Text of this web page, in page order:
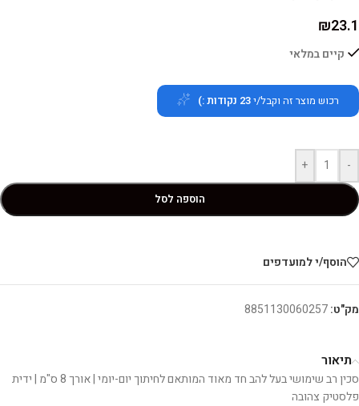
₪23.1
קיים במלאי
רכוש מוצר זה וקבל/י23 נקודות :)
-
+
הוספה לסל
הוסף/י למועדפים
מק"ט:8851130060257
תיאור
סכין רב שימושי בעל להב חד מאוד המותאם לחיתוך יום-יומי | אורך 8 ס"מ | ידית
פלסטיק צהובה